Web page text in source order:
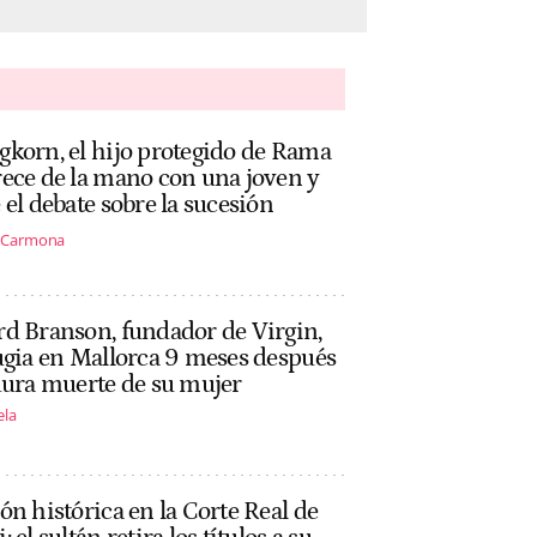
el hijo protegido de Rama
de la mano con una joven y
debate sobre la sucesión
Carmona
Branson, fundador de Virgin,
en Mallorca 9 meses después
muerte de su mujer
histórica en la Corte Real de